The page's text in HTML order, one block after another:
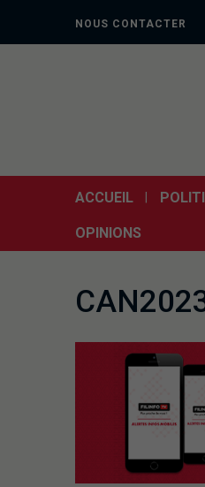
NOUS CONTACTER
ACCUEIL
OPINIONS